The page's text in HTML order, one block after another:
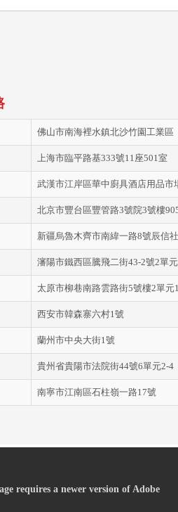
佛山市南海裡水鎮北沙竹園工業區
上海市臨平路基333號11座501室
武漢市江岸區華中廚具酒店用品市
北京市豐台區豐管路3號院3號樓
新疆烏魯木齊市南緯一路8號辰信
瀋陽市鐵西區騰飛二街43-2號2單
太原市柳巷南路雲路街5號樓2單元
西安市韓森寨六村1號
蘭州市中央大街1號
貴州省貴陽市法院街44號6單元2-4
南寧市江南區石柱嶺一路17號
requires a newer version of Adobe